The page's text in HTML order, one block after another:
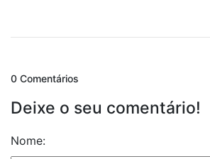
0 Comentários
Deixe o seu comentário!
Nome: